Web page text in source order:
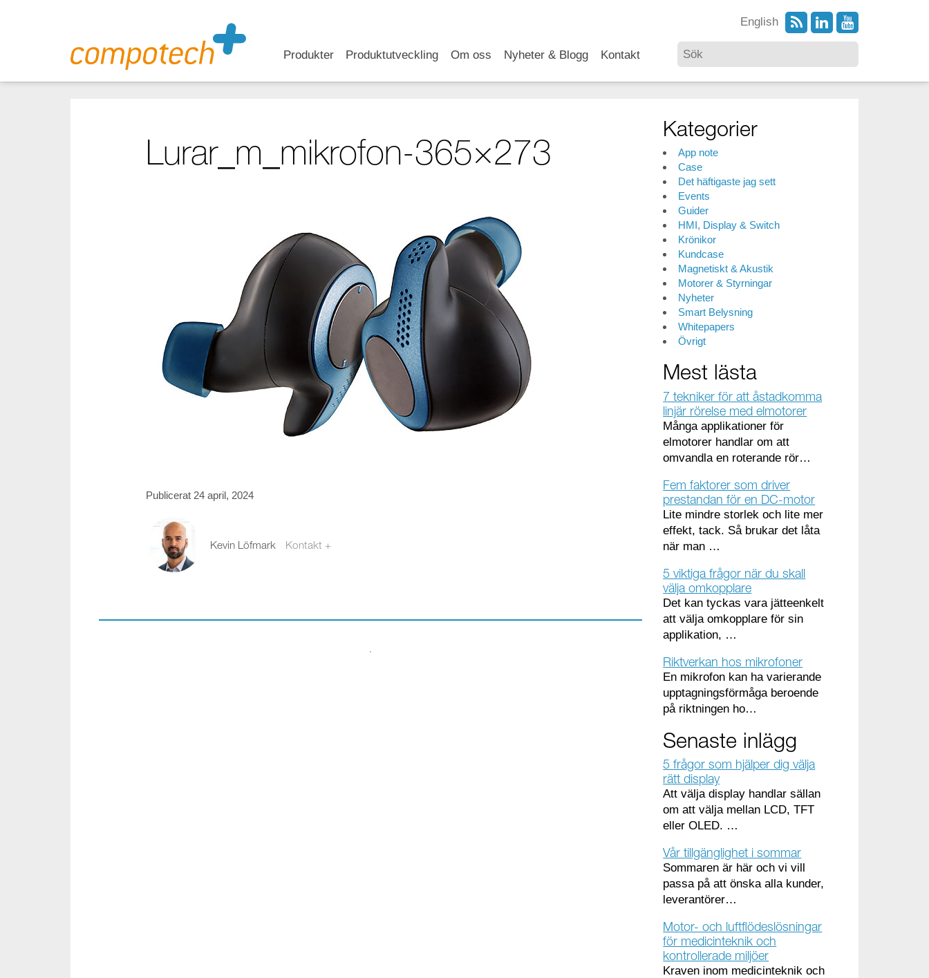
Produkter Produktutveckling Om oss Nyheter & Blogg Kontakt
English
Lurar_m_mikrofon-365×273
Publicerat 24 april, 2024
Kevin Löfmark Kontakt +
·
Kategorier
App note
Case
Det häftigaste jag sett
Events
Guider
HMI, Display & Switch
Krönikor
Kundcase
Magnetiskt & Akustik
Motorer & Styrningar
Nyheter
Smart Belysning
Whitepapers
Övrigt
Mest lästa
7 tekniker för att åstadkomma
linjär rörelse med elmotorer
Många applikationer för
elmotorer handlar om att
omvandla en roterande rör…
Fem faktorer som driver
prestandan för en DC-motor
Lite mindre storlek och lite mer
effekt, tack. Så brukar det låta
när man …
5 viktiga frågor när du skall
välja omkopplare
Det kan tyckas vara jätteenkelt
att välja omkopplare för sin
applikation, …
Riktverkan hos mikrofoner
En mikrofon kan ha varierande
upptagningsförmåga beroende
på riktningen ho…
Senaste inlägg
5 frågor som hjälper dig välja
rätt display
Att välja display handlar sällan
om att välja mellan LCD, TFT
eller OLED. …
Vår tillgänglighet i sommar
Sommaren är här och vi vill
passa på att önska alla kunder,
leverantörer…
Motor- och luftflödeslösningar
för medicinteknik och
kontrollerade miljöer
Kraven inom medicinteknik och